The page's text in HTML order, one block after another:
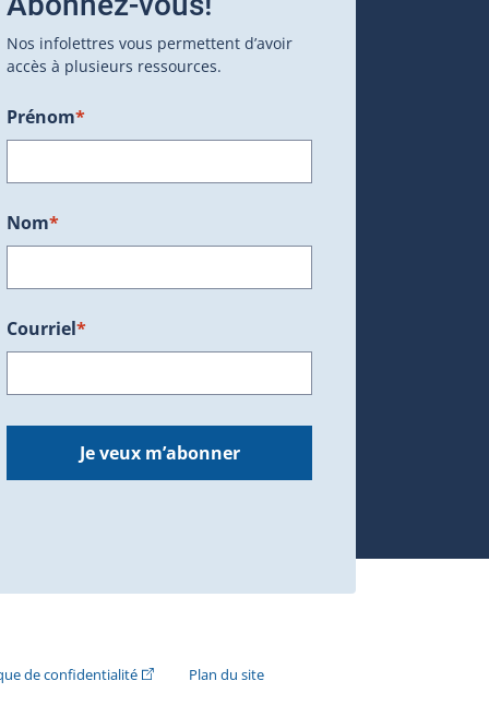
une nouvelle fenêtre.)
une nouvelle fenêtre.)
Nos infolettres vous permettent d’avoir
accès à plusieurs ressources.
Prénom*
Nom*
Courriel*
Je veux m’abonner
s'ouvrira dans une nouvelle fenêtre.)
de confidentialité(Cet hyperlien externe s'ouvrira dans une nouvelle
Plan du site